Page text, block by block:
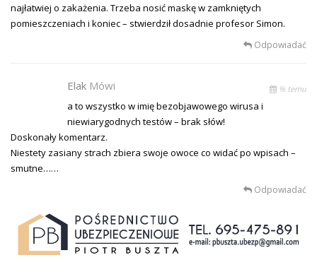
najłatwiej o zakażenia. Trzeba nosić maskę w zamkniętych
pomieszczeniach i koniec – stwierdził dosadnie profesor Simon.
Odpowiadać
Elak Mówi % temu
a to wszystko w imię bezobjawowego wirusa i
niewiarygodnych testów – brak słów!
Doskonały komentarz.
Niestety zasiany strach zbiera swoje owoce co widać po wpisach –
smutne……
Odpowiadać